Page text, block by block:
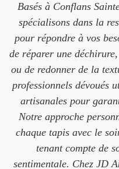
Basés à Conflans
spécialisons dans la
pour répondre à vos
de réparer une
ou de redonner de la
professionnels dévoués
artisanales pour
Notre approche
chaque tapis avec le
tenant compte de
sentimentale. Chez JD